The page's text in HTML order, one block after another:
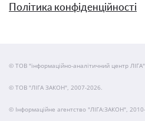
Політика конфіденційності
© ТОВ "інформаційно-аналітичний центр
© ТОВ "ЛІГА ЗАКОН", 2007-2026.
© Інформаційне агентство "ЛІГА:ЗАКОН",